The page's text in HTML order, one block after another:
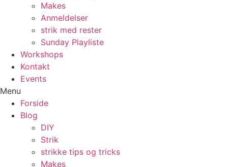
Makes
Anmeldelser
strik med rester
Sunday Playliste
Workshops
Kontakt
Events
Menu
Forside
Blog
DIY
Strik
strikke tips og tricks
Makes